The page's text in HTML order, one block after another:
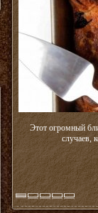
Этот огромный
случаев,